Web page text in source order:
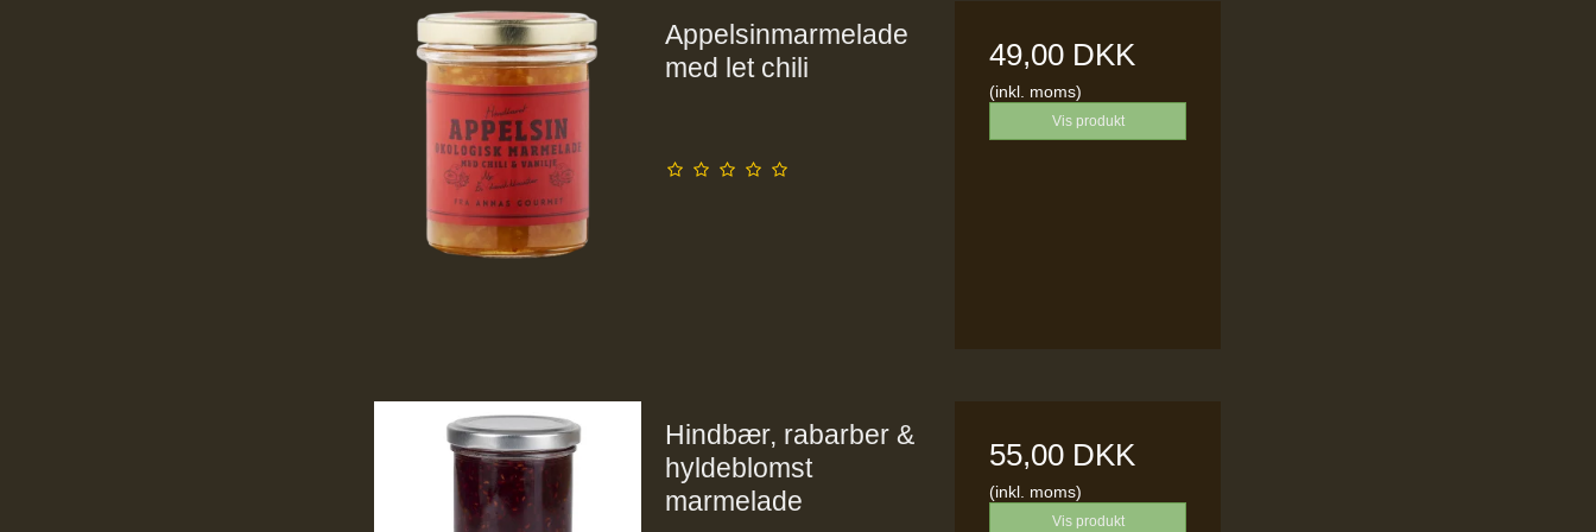
Appelsinmarmelade
med let chili
49,00 DKK
(inkl. moms)
Vis produkt
Hindbær, rabarber &
hyldeblomst
marmelade
55,00 DKK
(inkl. moms)
Vis produkt